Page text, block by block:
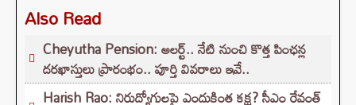
Also Read
Cheyutha Pension: అలర్ట్.. నేటి నుంచి కొత్త పింఛన్ల
దరఖాస్తులు ప్రారంభం.. పూర్తి వివరాలు ఇవే..
Harish Rao: నిరుద్యోగులపై ఎందుకింత కక్ష? సీఎం రేవంత్